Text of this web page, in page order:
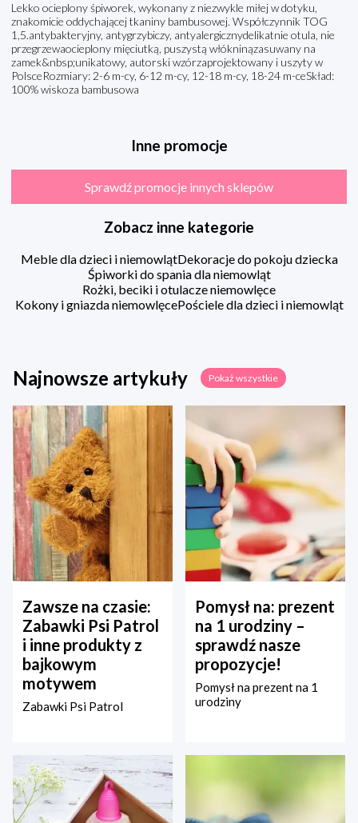
Lekko ocieplony śpiworek, wykonany z niezwykle miłej w dotyku,
znakomicie oddychającej tkaniny bambusowej. Współczynnik TOG
1,5.antybakteryjny, antygrzybiczy, antyalergicznydelikatnie otula, nie
przegrzewaocieplony mięciutką, puszystą włókninązasuwany na
zamek&nbsp;unikatowy, autorski wzórzaprojektowany i uszyty w
PolsceRozmiary: 2-6 m-cy, 6-12 m-cy, 12-18 m-cy, 18-24 m-ceSkład:
100% wiskoza bambusowa
Inne promocje
Sprawdź promocje innych sklepów
Zobacz inne kategorie
Meble dla dzieci i niemowlątDekoracje do pokoju dziecka
Śpiworki do spania dla niemowląt
Rożki, beciki i otulacze niemowlęce
Kokony i gniazda niemowlęcePościele dla dzieci i niemowląt
Najnowsze artykuły Pokaż wszystkie
Zawsze na czasie:
Zabawki Psi Patrol
i inne produkty z
bajkowym
motywem
Zabawki Psi Patrol
Pomysł na: prezent
na 1 urodziny –
sprawdź nasze
propozycje!
Pomysł na prezent na 1
urodziny